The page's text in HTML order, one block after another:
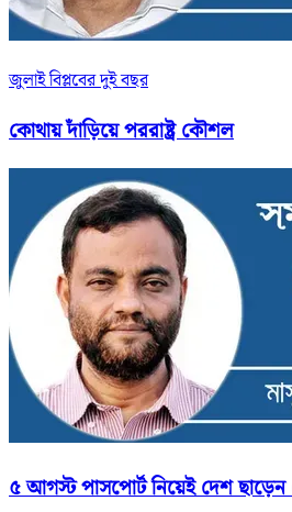
জুলাই বিপ্লবের দুই বছর
কোথায় দাঁড়িয়ে পররাষ্ট্র কৌশল
৫ আগস্ট পাসপোর্ট নিয়েই দেশ ছাড়েন